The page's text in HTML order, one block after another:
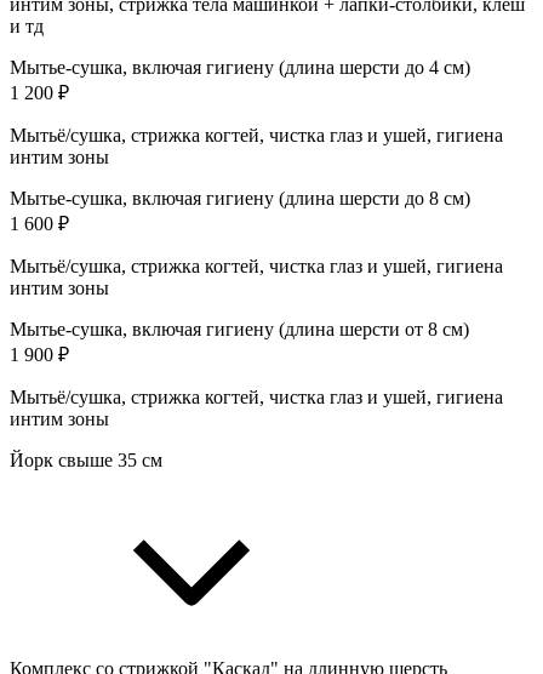
и тд
Мытье-сушка, включая гигиену (длина шерсти до 4 см)
1 200 ₽
Мытьё/сушка, стрижка когтей, чистка глаз и ушей, гигиена
интим зоны
Мытье-сушка, включая гигиену (длина шерсти до 8 см)
1 600 ₽
Мытьё/сушка, стрижка когтей, чистка глаз и ушей, гигиена
интим зоны
Мытье-сушка, включая гигиену (длина шерсти от 8 см)
1 900 ₽
Мытьё/сушка, стрижка когтей, чистка глаз и ушей, гигиена
интим зоны
Йорк свыше 35 см
Комплекс со стрижкой "Каскад" на длинную шерсть